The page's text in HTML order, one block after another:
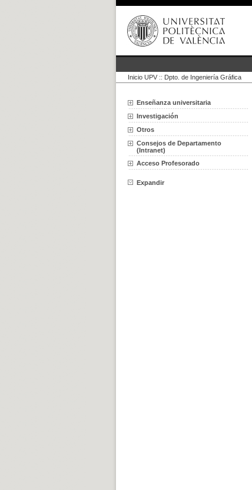
Inicio UPV :: Dpto. de Ingeniería Gráfica
Enseñanza universitaria
Investigación
Otros
Consejos de Departamento
(Intranet)
Acceso Profesorado
Expandir